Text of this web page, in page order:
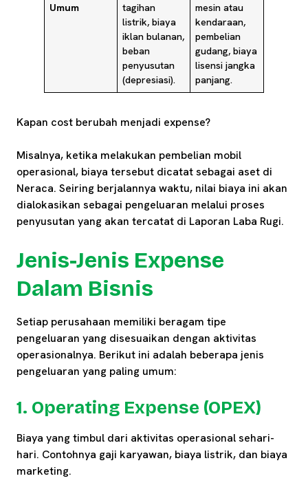
Umum
tagihan
listrik, biaya
iklan bulanan,
beban
penyusutan
(depresiasi).
mesin atau
kendaraan,
pembelian
gudang, biaya
lisensi jangka
panjang.
Kapan cost berubah menjadi expense?
Misalnya, ketika melakukan pembelian mobil
operasional, biaya tersebut dicatat sebagai aset di
Neraca. Seiring berjalannya waktu, nilai biaya ini akan
dialokasikan sebagai pengeluaran melalui proses
penyusutan yang akan tercatat di Laporan Laba Rugi.
Jenis-Jenis Expense
Dalam Bisnis
Setiap perusahaan memiliki beragam tipe
pengeluaran yang disesuaikan dengan aktivitas
operasionalnya. Berikut ini adalah beberapa jenis
pengeluaran yang paling umum:
1. Operating Expense (OPEX)
Biaya yang timbul dari aktivitas operasional sehari-
hari. Contohnya gaji karyawan, biaya listrik, dan biaya
marketing.